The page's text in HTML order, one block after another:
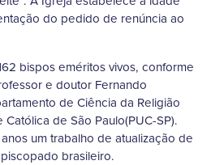
do pedido de renúncia ao
bispos eméritos vivos, conforme
e doutor Fernando
de Ciência da Religião
de São Paulo(PUC-SP).
um trabalho de atualização de
brasileiro.